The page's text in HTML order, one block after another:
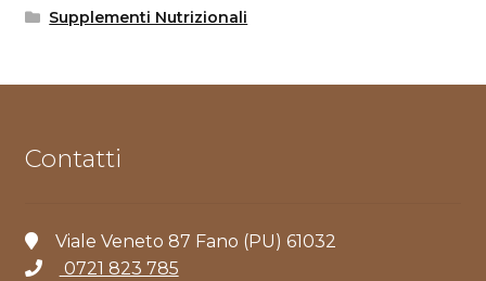
Supplementi Nutrizionali
Contatti
Viale Veneto 87 Fano (PU) 61032
0721 823 785